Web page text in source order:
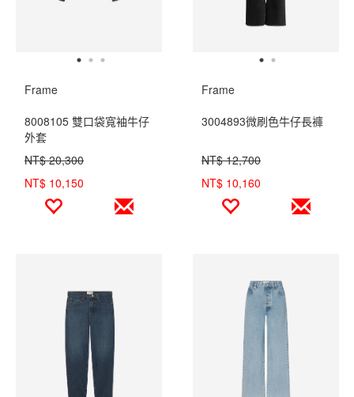
Frame
8008105 雙口袋寬袖牛仔
外套
NT$ 20,300
NT$ 10,150
Frame
3004893微刷色牛仔長褲
NT$ 12,700
NT$ 10,160